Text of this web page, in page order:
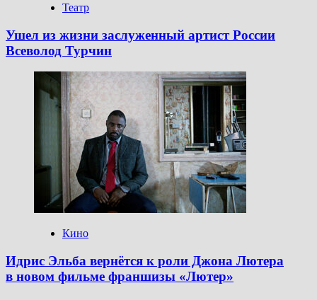
Театр
Ушел из жизни заслуженный артист России
Всеволод Турчин
Кино
Идрис Эльба вернётся к роли Джона Лютера
в новом фильме франшизы «Лютер»